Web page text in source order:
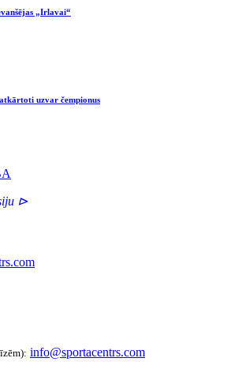
„Irlavai“
uzvar čempionus
⊳
info@sportacentrs.com